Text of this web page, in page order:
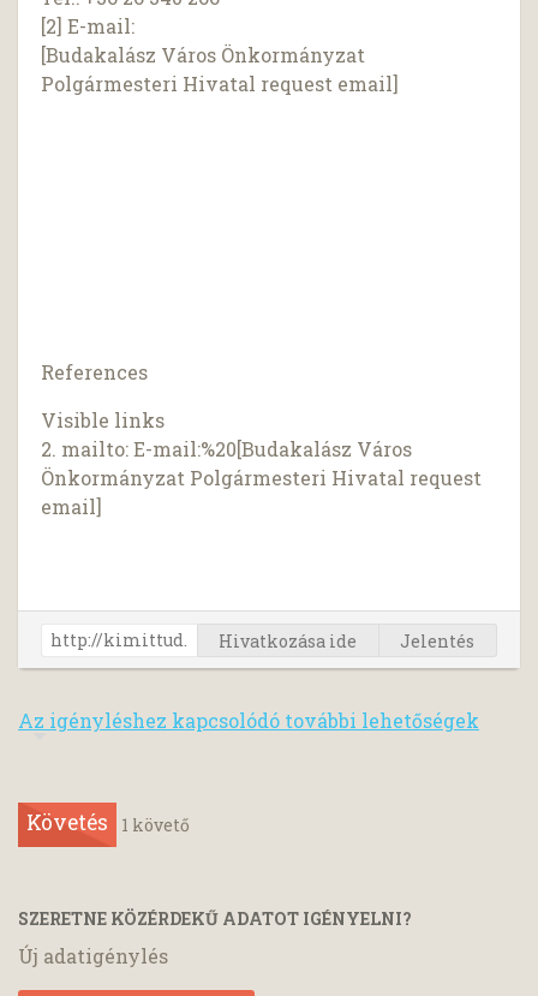
[2] E-mail:
[Budakalász Város Önkormányzat
Polgármesteri Hivatal request email]
References
Visible links
2. mailto: E-mail:%20[Budakalász Város
Önkormányzat Polgármesteri Hivatal request
email]
Hivatkozása ide Jelentés
Az igényléshez kapcsolódó további lehetőségek
Követés 1 követő
SZERETNE KÖZÉRDEKŰ ADATOT IGÉNYELNI?
Új adatigénylés